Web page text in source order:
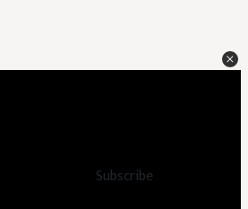
Subscribe